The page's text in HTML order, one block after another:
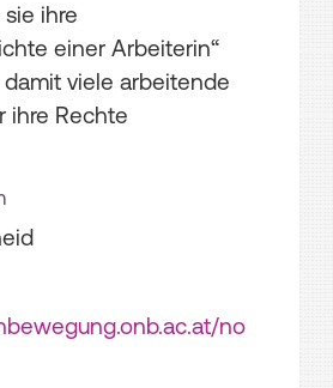
ihre
einer Arbeiterin“
viele arbeitende
ihre Rechte
no